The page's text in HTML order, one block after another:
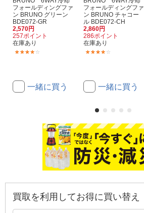
フォールディングファ
ン BRUNO グリーン
BDE072-GR
2,570円
257ポイント
在庫あり
一緒に買う
フォールディングファ
ン BRUNO チャコー
ル BDE072-CH
2,860円
286ポイント
在庫あり
一緒に買う
買取を利用してお得に買い替え